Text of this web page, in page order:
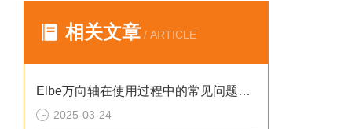
相关文章 / ARTICLE
Elbe万向轴在使用过程中的常见问题相应解决方法分享
2025-03-24